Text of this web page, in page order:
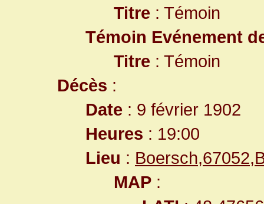
Titre : Témoin
Témoin Evénement
Titre : Témoin
Décès :
Date : 9 février 1902
Heures : 19:00
Lieu :
MAP :